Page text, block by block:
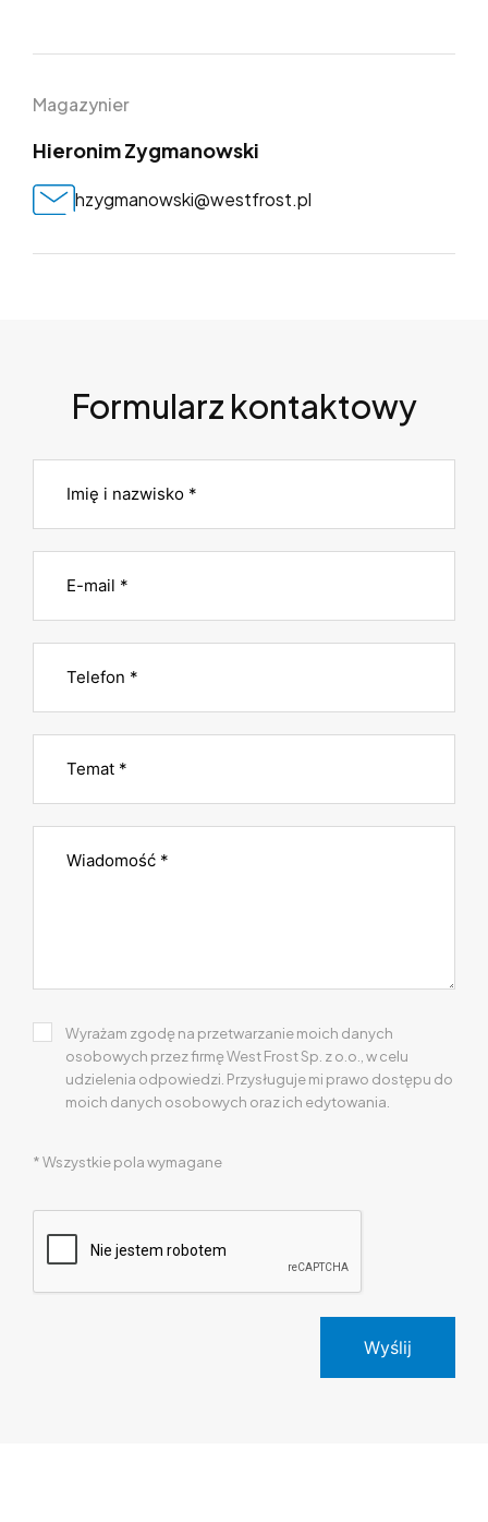
Magazynier
Hieronim Zygmanowski
hzygmanowski@westfrost.pl
Formularz kontaktowy
Wyrażam zgodę na przetwarzanie moich danych
osobowych przez firmę West Frost Sp. z o.o., w celu
udzielenia odpowiedzi. Przysługuje mi prawo dostępu do
moich danych osobowych oraz ich edytowania.
* Wszystkie pola wymagane